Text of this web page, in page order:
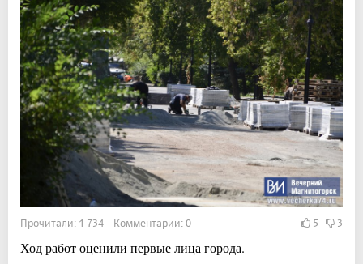
Прочитали: 1 734 Комментарии: 0 5 3
Ход работ оценили первые лица города.